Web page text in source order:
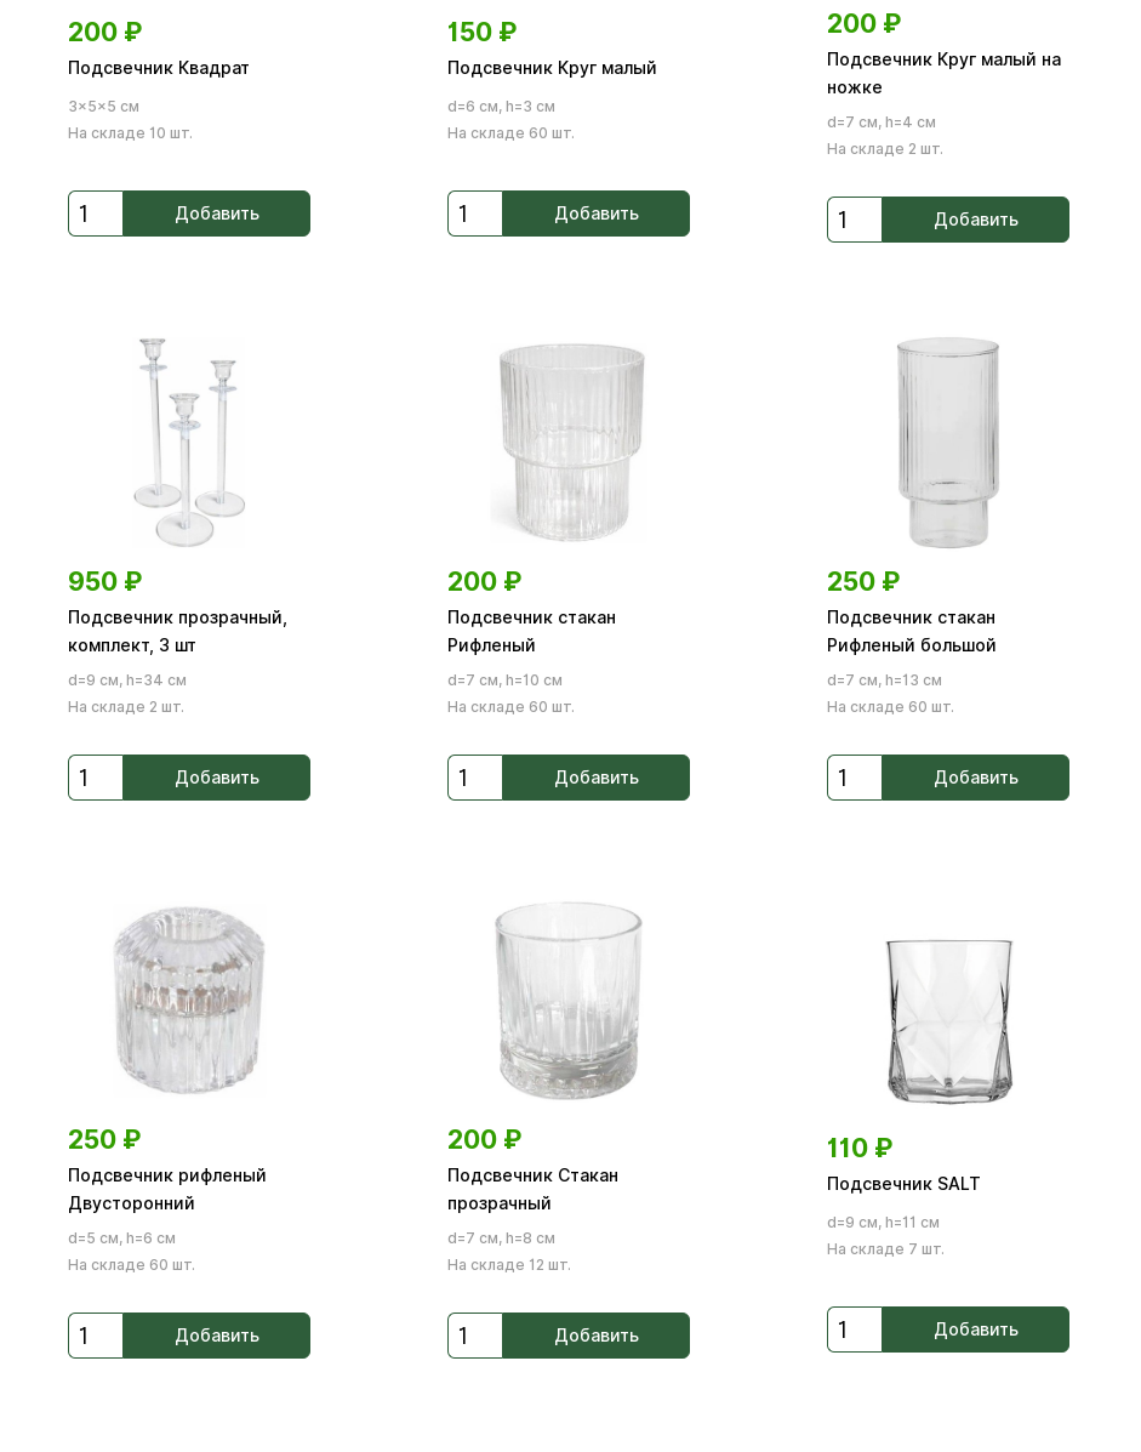
200 ₽
Подсвечник Квадрат
3×5×5 см
На складе 10 шт.
Добавить
150 ₽
Подсвечник Круг малый
d=6 см, h=3 см
На складе 60 шт.
Добавить
200 ₽
Подсвечник Круг малый на
ножке
d=7 см, h=4 см
На складе 2 шт.
Добавить
950 ₽
Подсвечник прозрачный,
комплект, 3 шт
d=9 см, h=34 см
На складе 2 шт.
Добавить
200 ₽
Подсвечник стакан
Рифленый
d=7 см, h=10 см
На складе 60 шт.
Добавить
250 ₽
Подсвечник стакан
Рифленый большой
d=7 см, h=13 см
На складе 60 шт.
Добавить
250 ₽
Подсвечник рифленый
Двусторонний
d=5 см, h=6 см
На складе 60 шт.
Добавить
200 ₽
Подсвечник Стакан
прозрачный
d=7 см, h=8 см
На складе 12 шт.
Добавить
110 ₽
Подсвечник SALT
d=9 см, h=11 см
На складе 7 шт.
Добавить